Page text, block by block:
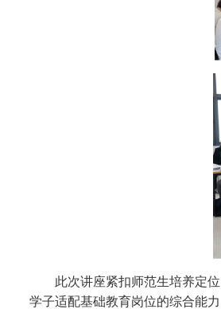
此次讲座紧扣师范生培养定
学子适配基础教育岗位的综合能